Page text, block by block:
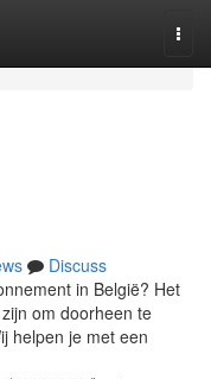
Discuss
in België? Het
om doorheen te
helpen je met een